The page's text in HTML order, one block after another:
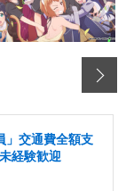
」交通費全額支
経験歓迎